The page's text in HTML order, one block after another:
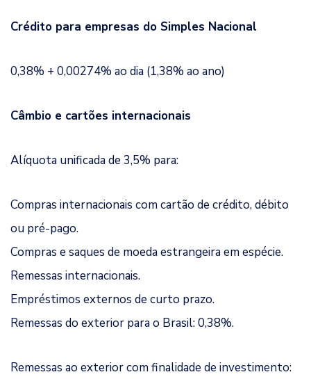
Crédito para empresas do Simples Nacional
0,38% + 0,00274% ao dia (1,38% ao ano)
Câmbio e cartões internacionais
Alíquota unificada de 3,5% para:
Compras internacionais com cartão de crédito, débito
ou pré-pago.
Compras e saques de moeda estrangeira em espécie.
Remessas internacionais.
Empréstimos externos de curto prazo.
Remessas do exterior para o Brasil: 0,38%.
Remessas ao exterior com finalidade de investimento: